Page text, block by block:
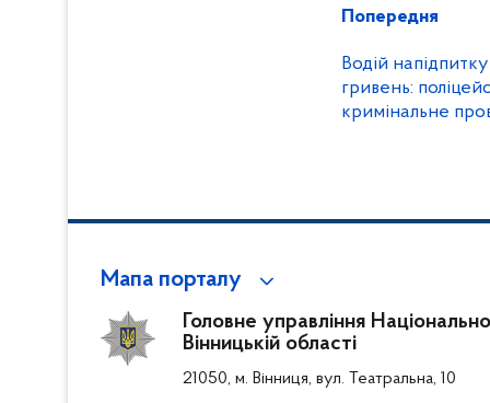
Попередня
Водій
гривень:
кримінальне
Мапа порталу
Головне управління
Вінницькій області
21050, м. Вінниця, вул. Театральна, 10